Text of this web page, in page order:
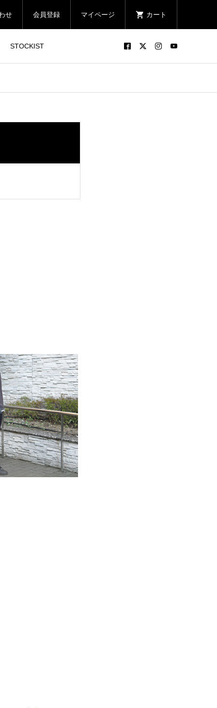
せ 会員登録 マイページ カート
STOCKIST